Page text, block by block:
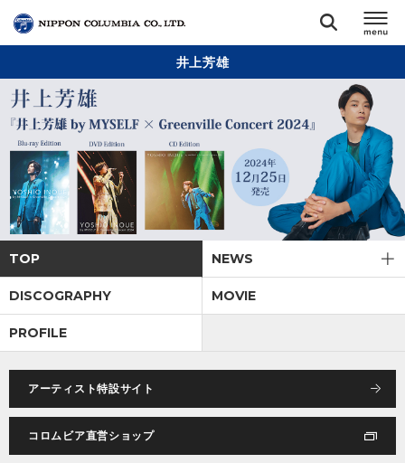
閉じる
リリース
アーティスト
ジャンル
オーディション
直営ショップ
会社情報
井上芳雄
TOP NEWS
DISCOGRAPHY MOVIE
PROFILE
アーティスト特設サイト
コロムビア直営ショップ